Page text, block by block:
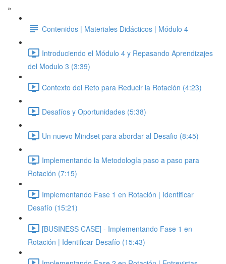
»
Contenidos | Materiales Didácticos | Módulo 4
Introduciendo el Módulo 4 y Repasando Aprendizajes
del Modulo 3 (3:39)
Contexto del Reto para Reducir la Rotación (4:23)
Desafíos y Oportunidades (5:38)
Un nuevo Mindset para abordar al Desafio (8:45)
Implementando la Metodología paso a paso para
Rotación (7:15)
Implementando Fase 1 en Rotación | Identificar
Desafío (15:21)
[BUSINESS CASE] - Implementando Fase 1 en
Rotación | Identificar Desafío (15:43)